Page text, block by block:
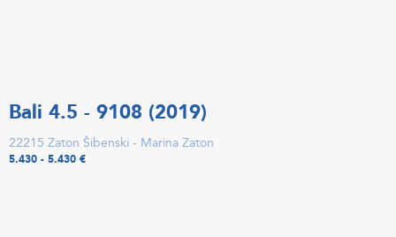
Bali 4.5 - 9108 (2019)
22215 Zaton Šibenski - Marina Zaton
5.430 - 5.430 €